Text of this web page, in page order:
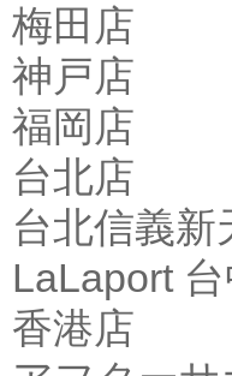
梅田店
神戸店
福岡店
台北店
台北信義新
LaLaport
香港店